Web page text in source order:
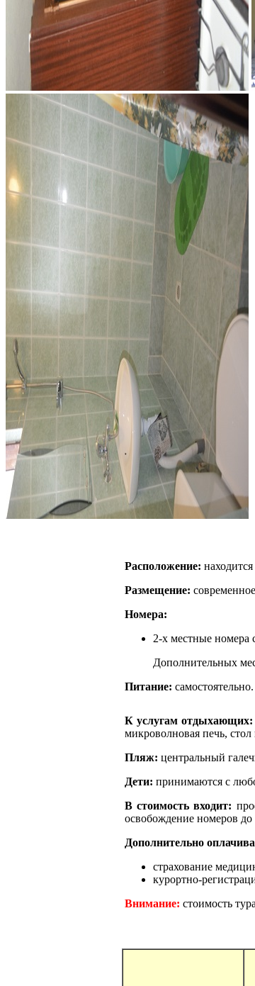
Расположение:
Размещение:
Номера:
2-х местные номера
Дополнительных мест
Питание:
К услугам отдыхающих:
микроволновая печь, стол
Пляж: центральный
Дети: принимаются с
В стоимость входит:
освобождение номеров
Дополнительно
страхование
курортно-
Внимание: стоимость